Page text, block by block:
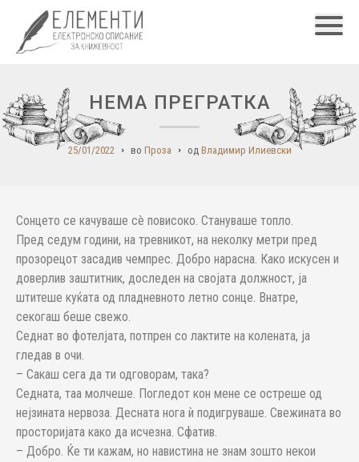
НЕМА ПРЕГРАТКА
25/01/2022 во Проза од Владимир Илиевски
Сонцето се качуваше сè повисоко. Стануваше топло.
Пред седум години, на тревникот, на неколку метри пред
прозорецот засадив чемпрес. Добро нарасна. Како искусен и
доверлив заштитник, доследен на својата должност, ја
штитеше куќата од пладневното летно сонце. Внатре,
секогаш беше свежо.
Седнат во фотелјата, потпрен со лактите на колената, ја
гледав в очи.
– Сакаш сега да ти одговорам, така?
Седната, таа молчеше. Погледот кон мене се остреше од
нејзината нервоза. Десната нога ѝ подигруваше. Свежината во
просторијата како да исчезна. Сфатив.
– Добро. Ќе ти кажам, но навистина не знам зошто некои